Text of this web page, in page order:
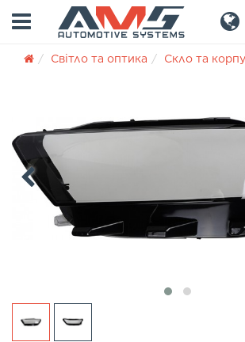
Світло та оптика Скло та